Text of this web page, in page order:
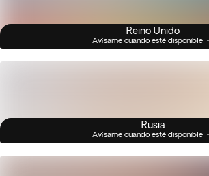
Reino Unido
Avísame cuando esté disponible
Rusia
Avísame cuando esté disponible